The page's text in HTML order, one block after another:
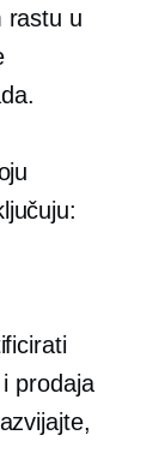
rastu u
prodaja